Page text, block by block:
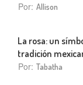
Por: Allison
La rosa: un
tradición
Por: Tabatha